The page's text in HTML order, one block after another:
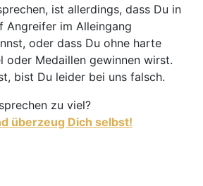
ist allerdings, dass Du in
Angreifer im Alleingang
oder dass Du ohne harte
oder Medaillen gewinnen wirst.
bist Du leider bei uns falsch.
zu viel?
überzeug Dich selbst!